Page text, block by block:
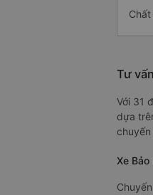
Tư
Với 31
dựa
Xe